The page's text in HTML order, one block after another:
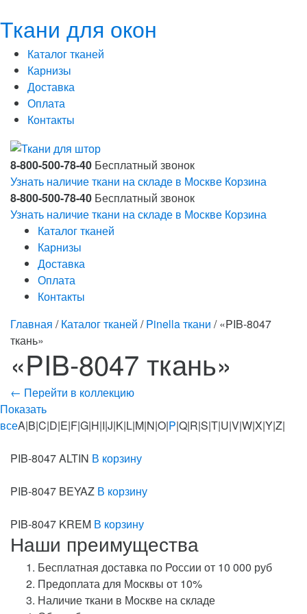
Ткани для окон
Каталог тканей
Карнизы
Доставка
Оплата
Контакты
8-800-500-78-40 Бесплатный звонок
Узнать наличие ткани на складе в Москве Корзина
8-800-500-78-40 Бесплатный звонок
Узнать наличие ткани на складе в Москве Корзина
Каталог тканей
Карнизы
Доставка
Оплата
Контакты
Главная /Каталог тканей /Pinella ткани / «PIB-8047
ткань»
«PIB-8047 ткань»
← Перейти в коллекцию
Показать
всеA|B|C|D|E|F|G|H|I|J|K|L|M|N|O|P|Q|R|S|T|U|V|W|X|Y|Z|
PIB-8047 ALTIN В корзину
PIB-8047 BEYAZ В корзину
PIB-8047 KREM В корзину
Наши преимущества
Бесплатная доставка по России от 10 000 руб
Предоплата для Москвы от 10%
Наличие ткани в Москве на складе